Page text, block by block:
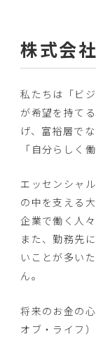
株式会
私たちは「ビ
が希望を持て
げ、富裕層で
「自分らしく
エッセンシャ
の中を支える
企業で働く人
また、勤務先
いことが多い
ん。
将来のお金の
オブ・ライフ